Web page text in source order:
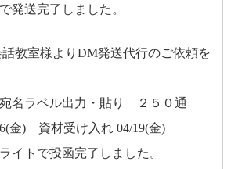
発送完了しました。
教室様よりDM発送代行のご依頼を
ラベル出力・貼り ２５０通
金) 資材受け入れ 04/19(金)
イトで投函完了しました。